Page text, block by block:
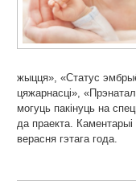
жыцця», «Статус
цяжарнасці»,
могуць пакінуць на
да праекта.
верасня гэтага года.